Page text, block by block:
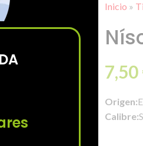
Inicio »
7,50
Origen:
Calibre: